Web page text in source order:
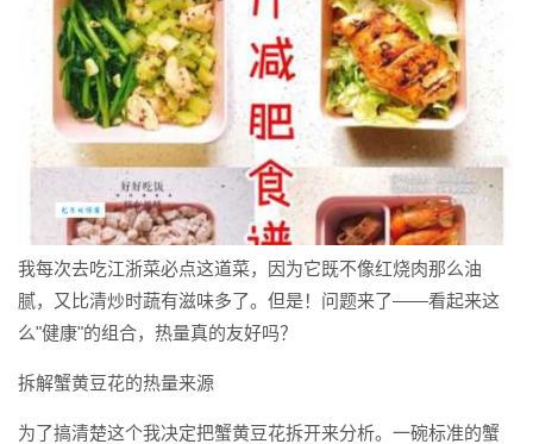
我每次去吃江浙菜必点这道菜，因为它既不像红烧肉那么油
腻，又比清炒时蔬有滋味多了。但是！问题来了——看起来这
么"健康"的组合，热量真的友好吗？
拆解蟹黄豆花的热量来源
为了搞清楚这个我决定把蟹黄豆花拆开来分析。一碗标准的蟹